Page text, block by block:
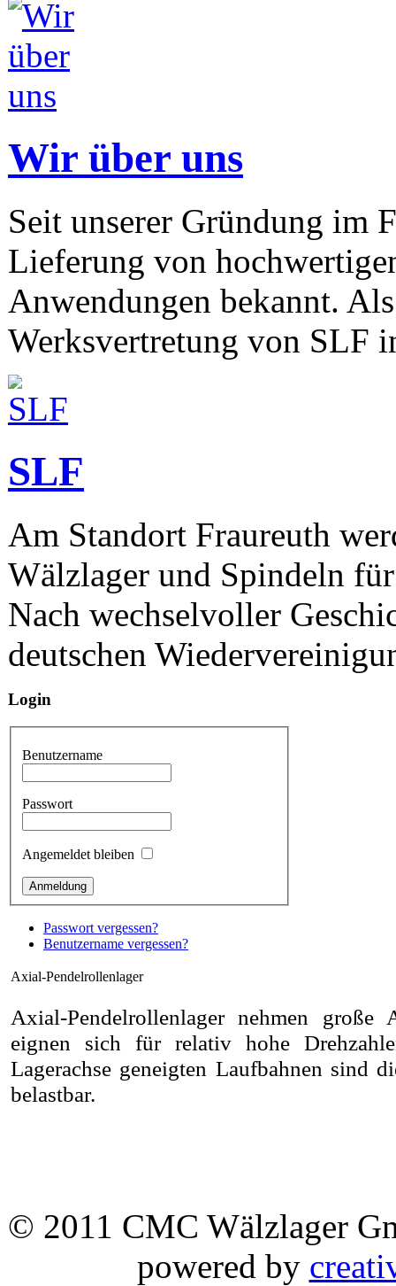
Wir über uns
Seit unserer Gründung im
Lieferung von
Anwendungen bekannt.
Werksvertretung von SLF
SLF
Am Standort Fraureuth
Wälzlager und Spindeln
Nach wechselvoller
deutschen
Login
Benutzername
Passwort
Angemeldet bleiben
Passwort vergessen?
Benutzername vergessen?
Axial-Pendelrollenlager
Axial-Pendelrollenlager nehmen große
eignen sich für relativ hohe
Lagerachse geneigten Laufbahnen sind
belastbar.
© 2011 CMC Wälzlager
powered by